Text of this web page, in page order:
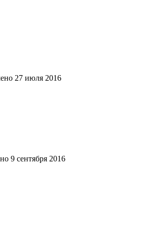
27 июля 2016
9 сентября 2016